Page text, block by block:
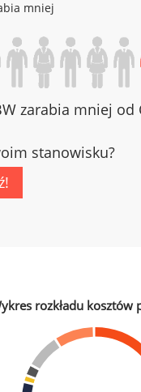
mniej
zarabia mniej od
stanowisku?
rozkładu kosztów